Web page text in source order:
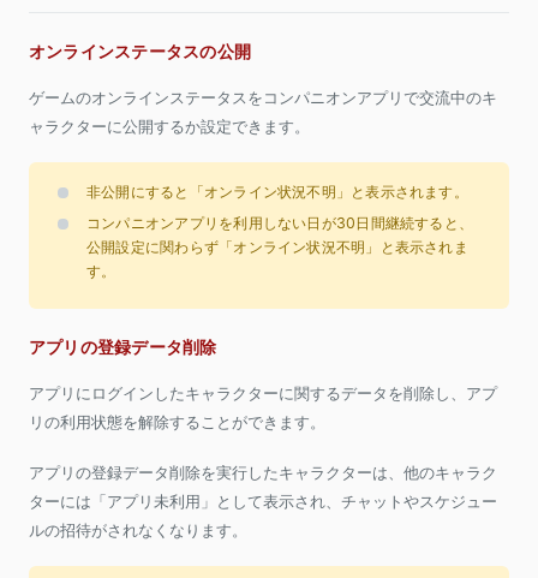
オンラインステータスの公開
ゲームのオンラインステータスをコンパニオンアプリで交流中のキ
ャラクターに公開するか設定できます。
非公開にすると「オンライン状況不明」と表示されます。
コンパニオンアプリを利用しない日が30日間継続すると、
公開設定に関わらず「オンライン状況不明」と表示されま
す。
アプリの登録データ削除
アプリにログインしたキャラクターに関するデータを削除し、アプ
リの利用状態を解除することができます。
アプリの登録データ削除を実行したキャラクターは、他のキャラク
ターには「アプリ未利用」として表示され、チャットやスケジュー
ルの招待がされなくなります。